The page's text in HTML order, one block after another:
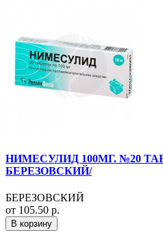
НИМЕСУЛИД 100МГ. №20
БЕРЕЗОВСКИЙ/
БЕРЕЗОВСКИЙ
от 105.50 р.
В корзину